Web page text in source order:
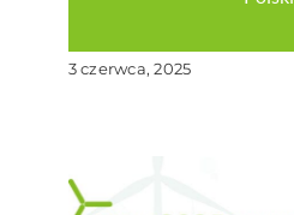
3 czerwca, 2025